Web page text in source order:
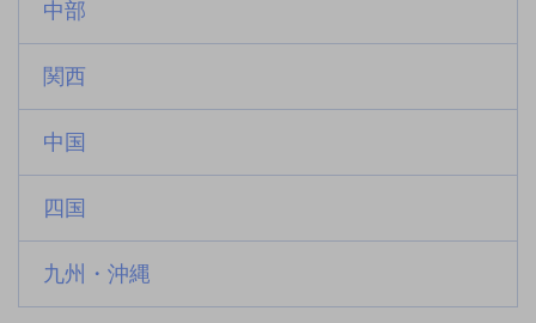
中部
関西
中国
四国
九州・沖縄